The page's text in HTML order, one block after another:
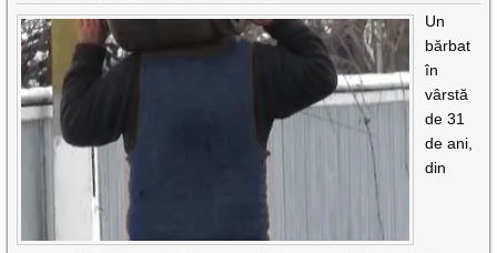
Un
bărbat
în
vârstă
de 31
de ani,
din